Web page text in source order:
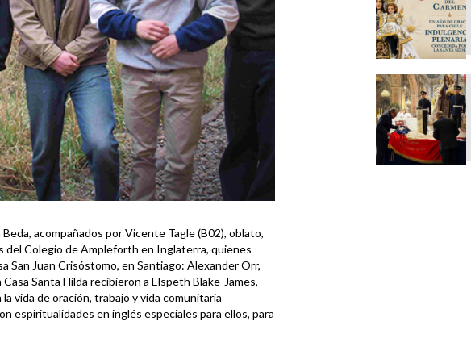
acompañados por Vicente Tagle (B02), oblato,
del Colegio de Ampleforth en Inglaterra, quienes
San Juan Crisóstomo, en Santiago: Alexander Orr,
Santa Hilda recibieron a Elspeth Blake-James,
vida de oración, trabajo y vida comunitaria
espiritualidades en inglés especiales para ellos, para